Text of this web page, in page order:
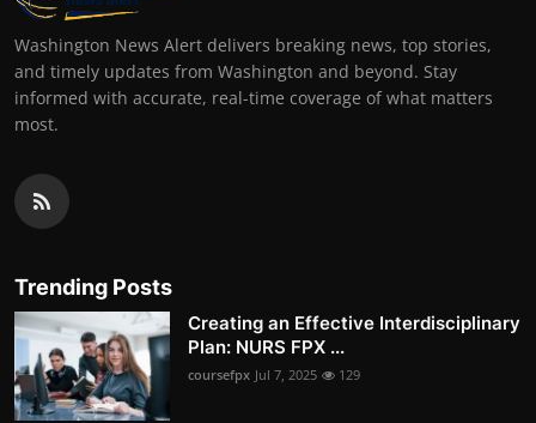
Washington News Alert delivers breaking news, top stories,
and timely updates from Washington and beyond. Stay
informed with accurate, real-time coverage of what matters
most.
Trending Posts
Creating an Effective Interdisciplinary
Plan: NURS FPX ...
coursefpx Jul 7, 2025 129